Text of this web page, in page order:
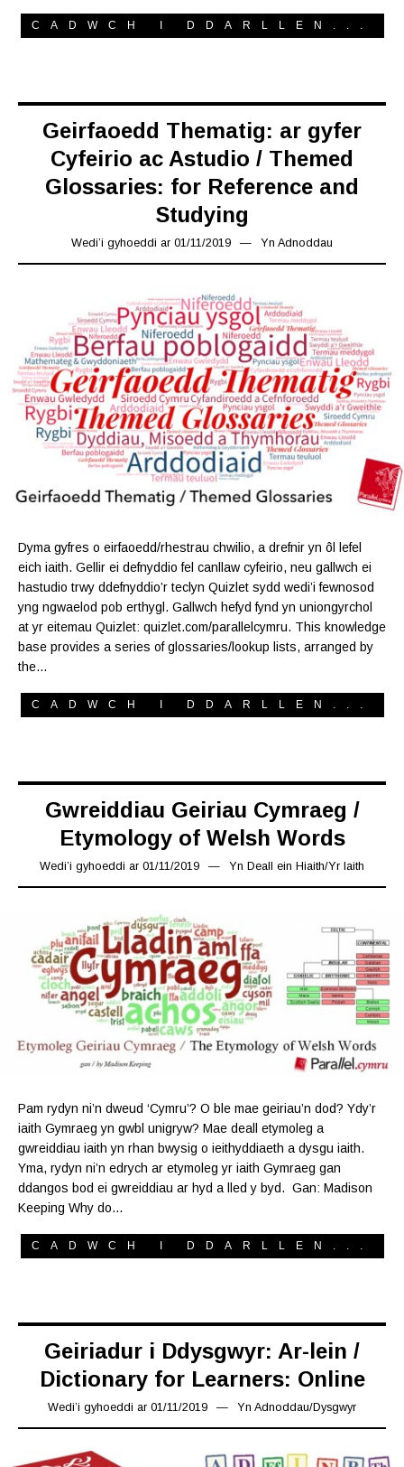
CADWCH I DDARLLEN...
Geirfaoedd Thematig: ar gyfer
Cyfeirio ac Astudio / Themed
Glossaries: for Reference and
Studying
Wedi’i gyhoeddi ar 01/11/2019 08/11/2019
Yn Adnoddau
Dyma gyfres o eirfaoedd/rhestrau chwilio, a drefnir yn ôl lefel
eich iaith. Gellir ei defnyddio fel canllaw cyfeirio, neu gallwch ei
hastudio trwy ddefnyddio’r teclyn Quizlet sydd wedi’i fewnosod
yng ngwaelod pob erthygl. Gallwch hefyd fynd yn uniongyrchol
at yr eitemau Quizlet: quizlet.com/parallelcymru. This knowledge
base provides a series of glossaries/lookup lists, arranged by
the…
CADWCH I DDARLLEN...
Gwreiddiau Geiriau Cymraeg /
Etymology of Welsh Words
Wedi’i gyhoeddi ar 01/11/2019 08/11/2019
Yn Deall ein Hiaith/Yr Iaith
Pam rydyn ni’n dweud ‘Cymru’? O ble mae geiriau’n dod? Ydy’r
iaith Gymraeg yn gwbl unigryw? Mae deall etymoleg a
gwreiddiau iaith yn rhan bwysig o ieithyddiaeth a dysgu iaith.
Yma, rydyn ni’n edrych ar etymoleg yr iaith Gymraeg gan
ddangos bod ei gwreiddiau ar hyd a lled y byd. Gan: Madison
Keeping Why do…
CADWCH I DDARLLEN...
Geiriadur i Ddysgwyr: Ar-lein /
Dictionary for Learners: Online
Wedi’i gyhoeddi ar 01/11/2019 08/11/2019
Yn Adnoddau/Dysgwyr